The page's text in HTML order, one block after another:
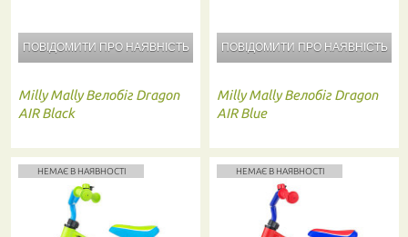
ПОВІДОМИТИ ПРО НАЯВНІСТЬ
Milly Mally Велобіг Dragon
AIR Black
ПОВІДОМИТИ ПРО НАЯВНІСТЬ
Milly Mally Велобіг Dragon
AIR Blue
НЕМАЄ В НАЯВНОСТІ НЕМАЄ В НАЯВНОСТІ